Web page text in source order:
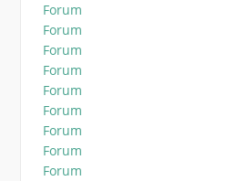
Forum
Forum
Forum
Forum
Forum
Forum
Forum
Forum
Forum